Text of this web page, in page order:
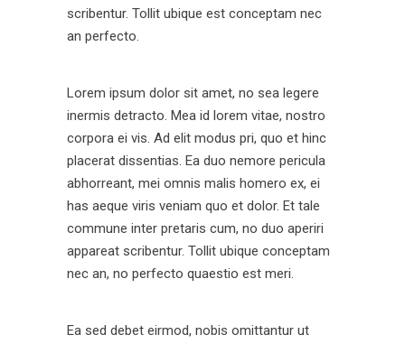
scribentur. Tollit ubique est conceptam nec
an perfecto.
Lorem ipsum dolor sit amet, no sea legere
inermis detracto. Mea id lorem vitae, nostro
corpora ei vis. Ad elit modus pri, quo et hinc
placerat dissentias. Ea duo nemore pericula
abhorreant, mei omnis malis homero ex, ei
has aeque viris veniam quo et dolor. Et tale
commune inter pretaris cum, no duo aperiri
appareat scribentur. Tollit ubique conceptam
nec an, no perfecto quaestio est meri.
Ea sed debet eirmod, nobis omittantur ut